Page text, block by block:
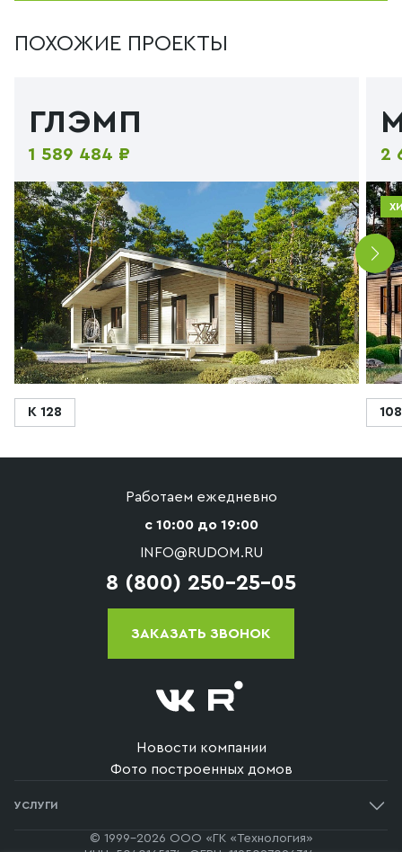
ПОХОЖИЕ ПРОЕКТЫ
ГЛЭМП
1 589 484 ₽
К 128
2
108
Работаем ежедневно
с 10:00 до 19:00
INFO@RUDOM.RU
8 (800) 250-25-05
ЗАКАЗАТЬ ЗВОНОК
Новости компании
Фото построенных домов
УСЛУГИ
Одноэтажные дома
© 1999-2026 ООО «ГК «Технология»